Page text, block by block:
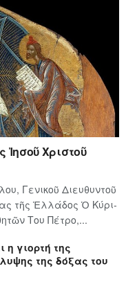
Χριστοῦ
Γενικοῦ Διευθυντοῦ
τῆς Ἑλλάδος Ὁ Κύ­ρι­
Του Πέ­τρο,...
γιορτή της
της δόξας του